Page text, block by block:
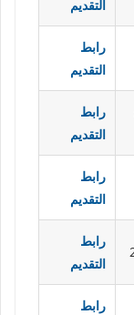
التقديم
رابط
التقديم
رابط
التقديم
رابط
التقديم
رابط
التقديم
رابط